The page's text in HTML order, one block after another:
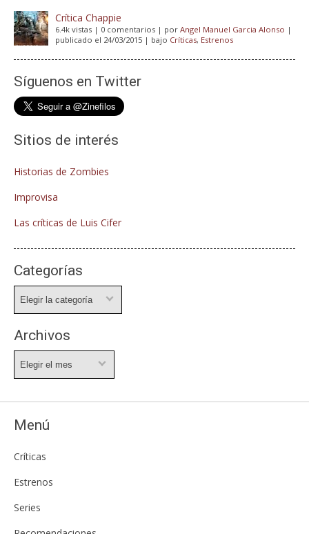
Crítica Chappie
6.4k vistas | 0 comentarios | por Angel Manuel Garcia Alonso |
publicado el 24/03/2015 | bajo Críticas, Estrenos
Síguenos en Twitter
Sitios de interés
Historias de Zombies
Improvisa
Las críticas de Luis Cifer
Categorías
Archivos
Menú
Críticas
Estrenos
Series